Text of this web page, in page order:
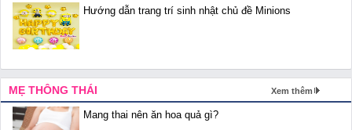
Hướng dẫn trang trí sinh nhật chủ đề Minions
MẸ THÔNG THÁI Xem thêm
Mang thai nên ăn hoa quả gì?